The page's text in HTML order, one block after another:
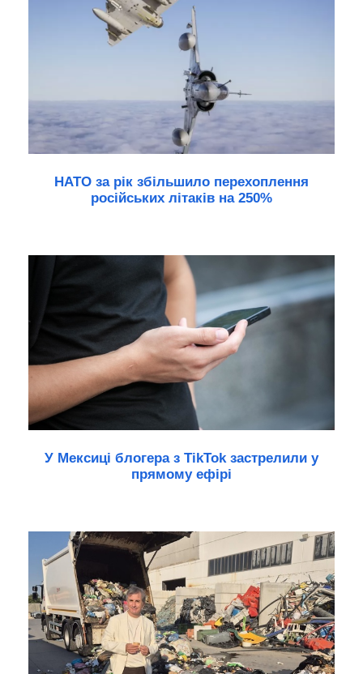
НАТО за рік збільшило перехоплення
російських літаків на 250%
У Мексиці блогера з TikTok застрелили у
прямому ефірі